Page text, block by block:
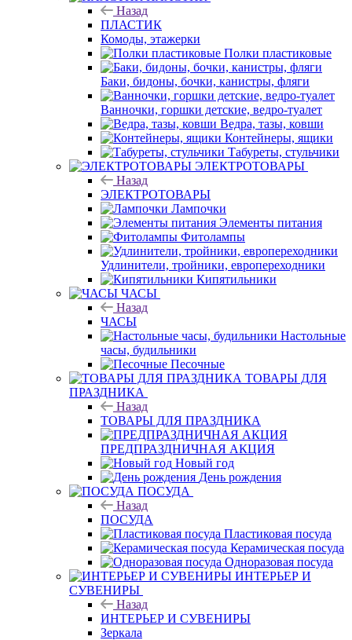
Назад
ПЛАСТИК
Комоды, этажерки
Полки пластиковые
Баки, бидоны, бочки, канистры, фляги
Ванночки, горшки детские, ведро-туалет
Ведра, тазы, ковши
Контейнеры, ящики
Табуреты, стульчики
ЭЛЕКТРОТОВАРЫ
Назад
ЭЛЕКТРОТОВАРЫ
Лампочки
Элементы питания
Фитолампы
Удлинители, тройники, европереходники
Кипятильники
ЧАСЫ
Назад
ЧАСЫ
Настольные
часы, будильники
Песочные
ТОВАРЫ ДЛЯ
ПРАЗДНИКА
Назад
ТОВАРЫ ДЛЯ ПРАЗДНИКА
ПРЕДПРАЗДНИЧНАЯ АКЦИЯ
Новый год
День рождения
ПОСУДА
Назад
ПОСУДА
Пластиковая посуда
Керамическая посуда
Одноразовая посуда
ИНТЕРЬЕР И
СУВЕНИРЫ
Назад
ИНТЕРЬЕР И СУВЕНИРЫ
Зеркала